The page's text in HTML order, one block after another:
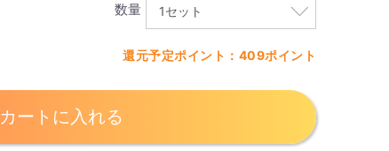
数量
還元予定ポイント：409ポイント
カートに入れる